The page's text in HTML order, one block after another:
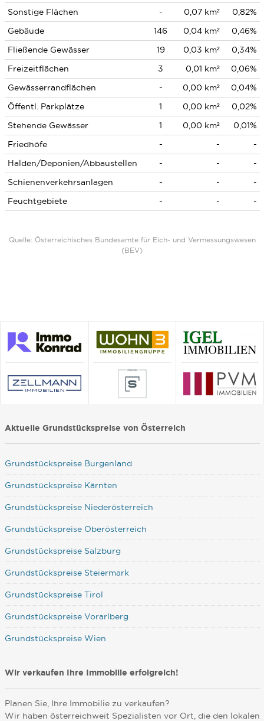
Sonstige Flächen - 0,07 km²
0,82%
Gebäude
146 0,04 km²
0,46%
Fließende Gewässer
19 0,03 km²
0,34%
Freizeitflächen
3 0,01 km²
0,06%
Gewässerrandflächen
- 0,00 km²
0,04%
Öffentl. Parkplätze
1 0,00 km²
0,02%
Stehende Gewässer
1 0,00 km²
0,01%
Friedhöfe
- -
-
Halden/Deponien/Abbaustellen
- -
-
Schienenverkehrsanlagen
- -
-
Feuchtgebiete
- - -
Quelle: Österreichisches Bundesamte für Eich- und Vermessungswesen
(BEV)
Aktuelle Grundstückspreise von Österreich
Grundstückspreise Burgenland
Grundstückspreise Kärnten
Grundstückspreise Niederösterreich
Grundstückspreise Oberösterreich
Grundstückspreise Salzburg
Grundstückspreise Steiermark
Grundstückspreise Tirol
Grundstückspreise Vorarlberg
Grundstückspreise Wien
Wir verkaufen Ihre Immobilie erfolgreich!
Planen Sie, Ihre Immobilie zu verkaufen?
Wir haben österreichweit Spezialisten vor Ort, die den lokalen